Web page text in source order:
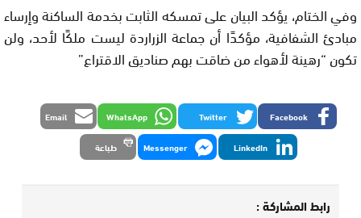
وفي الختام، يؤكد البيان على تمسكه الثابت بخدمة الساكنة وإرساء
مبادئ الشفافية، مؤكدًا أن جماعة الزراردة ليست ملكًا لأحد، ولن
تكون “رهينة لأهواء من ضاقت بهم صناديق الاقتراع”
Facebook
Twitter
WhatsApp
Email
LinkedIn
Messenger طباعة
رابط المشاركة :